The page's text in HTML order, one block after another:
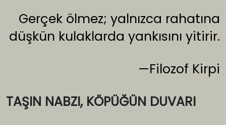
Gerçek ölmez; yalnızca rahatına
düşkün kulaklarda yankısını yitirir.
—Filozof Kirpi
TAŞIN NABZI, KÖPÜĞÜN DUVARI